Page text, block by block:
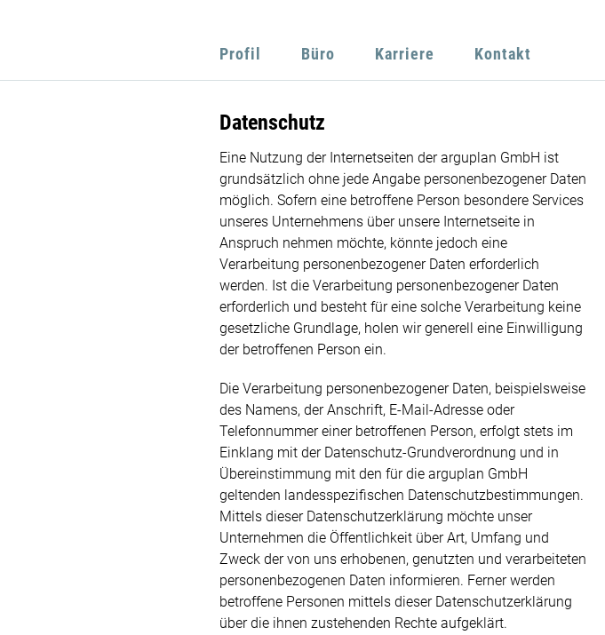
Profil Büro Karriere Kontakt
Datenschutz
Eine Nutzung der Internetseiten der arguplan GmbH ist
grundsätzlich ohne jede Angabe personenbezogener Daten
möglich. Sofern eine betroffene Person besondere Services
unseres Unternehmens über unsere Internetseite in
Anspruch nehmen möchte, könnte jedoch eine
Verarbeitung personenbezogener Daten erforderlich
werden. Ist die Verarbeitung personenbezogener Daten
erforderlich und besteht für eine solche Verarbeitung keine
gesetzliche Grundlage, holen wir generell eine Einwilligung
der betroffenen Person ein.
Die Verarbeitung personenbezogener Daten, beispielsweise
des Namens, der Anschrift, E-Mail-Adresse oder
Telefonnummer einer betroffenen Person, erfolgt stets im
Einklang mit der Datenschutz-Grundverordnung und in
Übereinstimmung mit den für die arguplan GmbH
geltenden landesspezifischen Datenschutzbestimmungen.
Mittels dieser Datenschutzerklärung möchte unser
Unternehmen die Öffentlichkeit über Art, Umfang und
Zweck der von uns erhobenen, genutzten und verarbeiteten
personenbezogenen Daten informieren. Ferner werden
betroffene Personen mittels dieser Datenschutzerklärung
über die ihnen zustehenden Rechte aufgeklärt.